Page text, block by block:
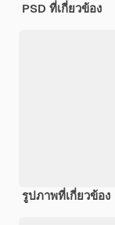
PSD ที่เกี่ยวข้อง
รูปภาพที่เกี่ยวข้อง